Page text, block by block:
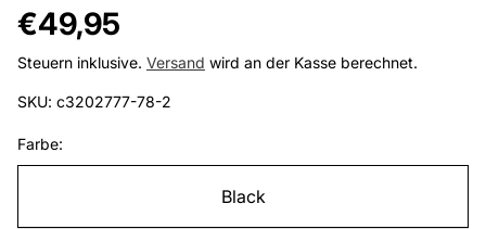
Regulärer
Preis
€49,95
Steuern inklusive. Versand wird an der Kasse berechnet.
SKU: c3202777-78-2
Farbe:
Black